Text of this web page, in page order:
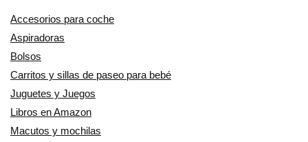
Accesorios para coche
Aspiradoras
Bolsos
Carritos y sillas de paseo para bebé
Juguetes y Juegos
Libros en Amazon
Macutos y mochilas